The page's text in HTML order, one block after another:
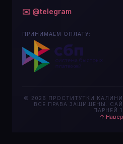
✉️ @telegram
ПРИНИМАЕМ ОПЛАТУ:
© 2026 ПРОСТИТУТКИ
ВСЕ ПРАВА ЗАЩИЩЕНЫ.
ПАРНЕЙ
↑